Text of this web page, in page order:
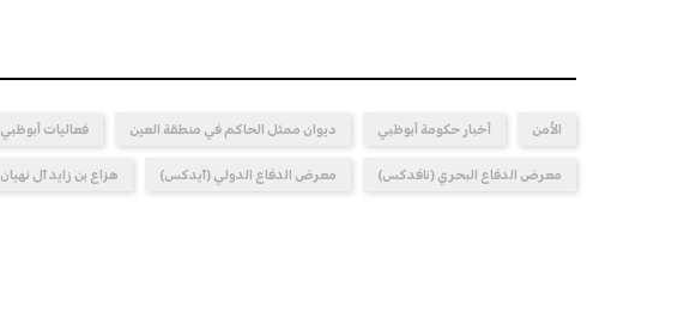
الأمن أخبار حكومة أبوظبي ديوان ممثل الحاكم في منطقة العين فعاليات أبوظبي
معرض الدفاع البحري (نافدكس) معرض الدفاع الدولي (آيدكس) هزاع بن زايد آل نهيان